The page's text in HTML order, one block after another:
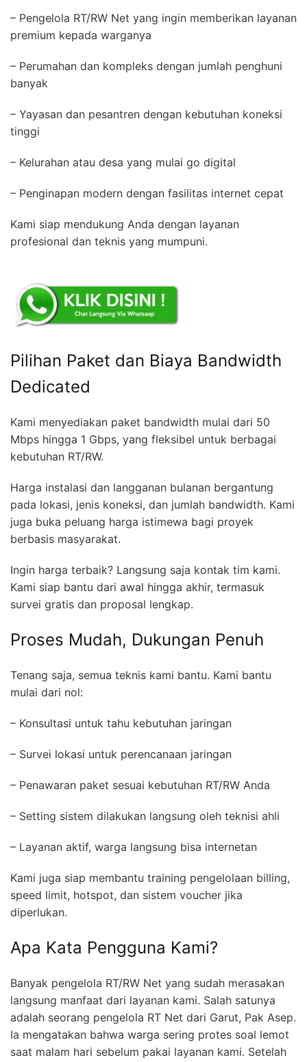
– Pengelola RT/RW Net yang ingin memberikan layanan
premium kepada warganya
– Perumahan dan kompleks dengan jumlah penghuni
banyak
– Yayasan dan pesantren dengan kebutuhan koneksi
tinggi
– Kelurahan atau desa yang mulai go digital
– Penginapan modern dengan fasilitas internet cepat
Kami siap mendukung Anda dengan layanan
profesional dan teknis yang mumpuni.
Pilihan Paket dan Biaya Bandwidth
Dedicated
Kami menyediakan paket bandwidth mulai dari 50
Mbps hingga 1 Gbps, yang fleksibel untuk berbagai
kebutuhan RT/RW.
Harga instalasi dan langganan bulanan bergantung
pada lokasi, jenis koneksi, dan jumlah bandwidth. Kami
juga buka peluang harga istimewa bagi proyek
berbasis masyarakat.
Ingin harga terbaik? Langsung saja kontak tim kami.
Kami siap bantu dari awal hingga akhir, termasuk
survei gratis dan proposal lengkap.
Proses Mudah, Dukungan Penuh
Tenang saja, semua teknis kami bantu. Kami bantu
mulai dari nol:
– Konsultasi untuk tahu kebutuhan jaringan
– Survei lokasi untuk perencanaan jaringan
– Penawaran paket sesuai kebutuhan RT/RW Anda
– Setting sistem dilakukan langsung oleh teknisi ahli
– Layanan aktif, warga langsung bisa internetan
Kami juga siap membantu training pengelolaan billing,
speed limit, hotspot, dan sistem voucher jika
diperlukan.
Apa Kata Pengguna Kami?
Banyak pengelola RT/RW Net yang sudah merasakan
langsung manfaat dari layanan kami. Salah satunya
adalah seorang pengelola RT Net dari Garut, Pak Asep.
Ia mengatakan bahwa warga sering protes soal lemot
saat malam hari sebelum pakai layanan kami. Setelah